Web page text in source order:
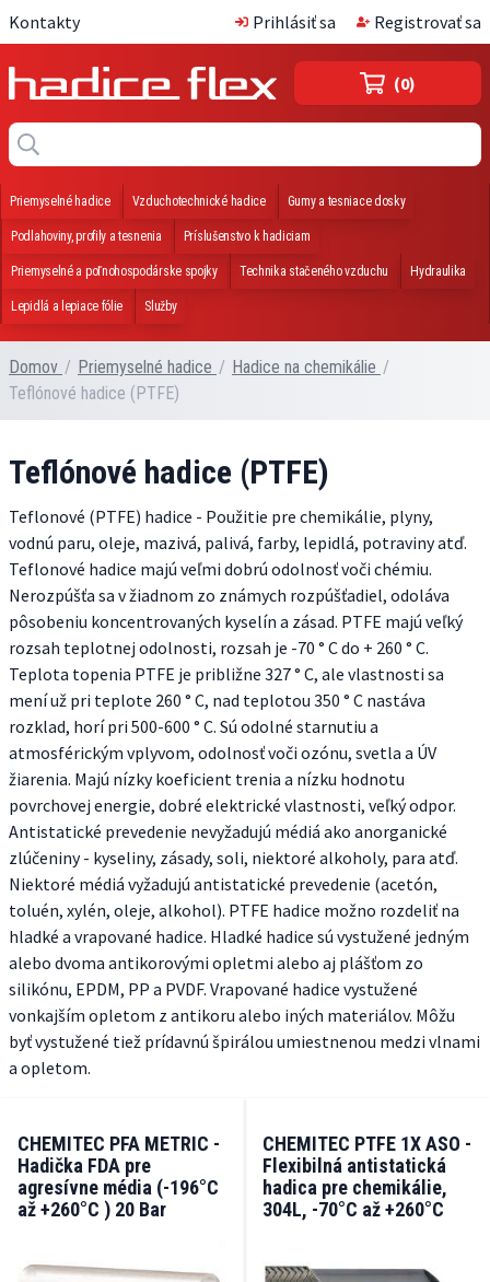
Kontakty Prihlásiť sa Registrovať sa
(0)
Priemyselné hadice Vzduchotechnické hadice Gumy a tesniace dosky
Podlahoviny, profily a tesnenia Príslušenstvo k hadiciam
Priemyselné a poľnohospodárske spojky Technika stačeného vzduchu Hydraulika
Lepidlá a lepiace fólie Služby
Domov / Priemyselné hadice / Hadice na chemikálie /
Teflónové hadice (PTFE)
Teflónové hadice (PTFE)
Teflonové (PTFE) hadice - Použitie pre chemikálie, plyny,
vodnú paru, oleje, mazivá, palivá, farby, lepidlá, potraviny atď.
Teflonové hadice majú veľmi dobrú odolnosť voči chémiu.
Nerozpúšťa sa v žiadnom zo známych rozpúšťadiel, odoláva
pôsobeniu koncentrovaných kyselín a zásad. PTFE majú veľký
rozsah teplotnej odolnosti, rozsah je -70 ° C do + 260 ° C.
Teplota topenia PTFE je približne 327 ° C, ale vlastnosti sa
mení už pri teplote 260 ° C, nad teplotou 350 ° C nastáva
rozklad, horí pri 500-600 ° C. Sú odolné starnutiu a
atmosférickým vplyvom, odolnosť voči ozónu, svetla a ÚV
žiarenia. Majú nízky koeficient trenia a nízku hodnotu
povrchovej energie, dobré elektrické vlastnosti, veľký odpor.
Antistatické prevedenie nevyžadujú médiá ako anorganické
zlúčeniny - kyseliny, zásady, soli, niektoré alkoholy, para atď.
Niektoré médiá vyžadujú antistatické prevedenie (acetón,
toluén, xylén, oleje, alkohol). PTFE hadice možno rozdeliť na
hladké a vrapované hadice. Hladké hadice sú vystužené jedným
alebo dvoma antikorovými opletmi alebo aj plášťom zo
silikónu, EPDM, PP a PVDF. Vrapované hadice vystužené
vonkajším opletom z antikoru alebo iných materiálov. Môžu
byť vystužené tiež prídavnú špirálou umiestnenou medzi vlnami
a opletom.
CHEMITEC PFA METRIC -
Hadička FDA pre
agresívne média (-196°C
až +260°C ) 20 Bar
CHEMITEC PTFE 1X ASO -
Flexibilná antistatická
hadica pre chemikálie,
304L, -70°C až +260°C